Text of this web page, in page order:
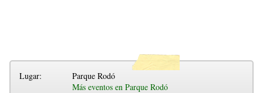
Lugar:
Parque Rodó
Más eventos en Parque Rodó